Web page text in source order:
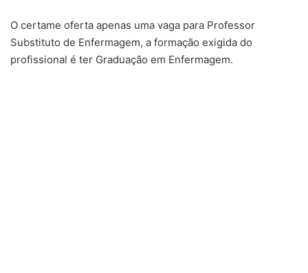
O certame oferta apenas uma vaga para Professor
Substituto de Enfermagem, a formação exigida do
profissional é ter Graduação em Enfermagem.